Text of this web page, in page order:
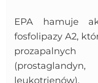
EPA hamuje
fosfolipazy A2,